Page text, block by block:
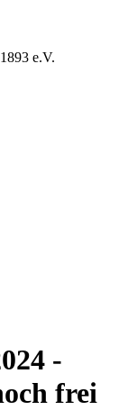
-
frei